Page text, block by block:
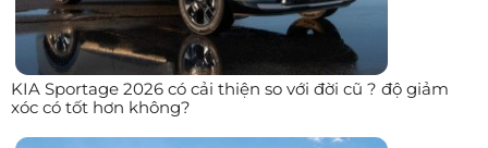
KIA Sportage 2026 có cải thiện so với đời cũ ? độ giảm
xóc có tốt hơn không?